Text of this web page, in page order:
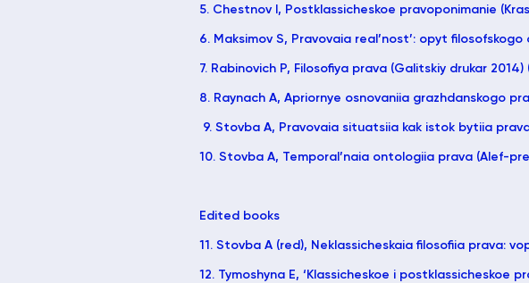
5. Chestnov I, Postklassicheskoe pravoponimanie
6. Maksimov S, Pravovaia real’nost’: opyt filosofskogo
7. Rabinovich P, Filosofiya prava (Galitskiy drukar 2014)
8. Raynach A, Apriornye osnovaniia grazhdanskogo
9. Stovba A, Pravovaia situatsiia kak istok bytiia prava
10. Stovba A, Temporal’naia ontologiia prava (Alef-
Edited books
11. Stovba A (red), Neklassicheskaia filosofiia prava:
12. Tymoshyna E, ‘Klassicheskoe i